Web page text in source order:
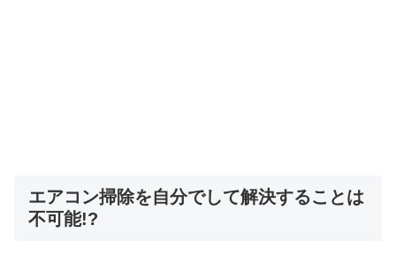
エアコン掃除を自分でして解決することは
不可能!?